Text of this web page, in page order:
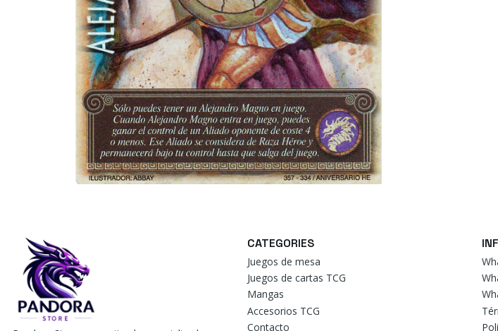
CATEGORIES
Juegos de mesa
Juegos de cartas TCG
Mangas
Accesorios TCG
Contacto